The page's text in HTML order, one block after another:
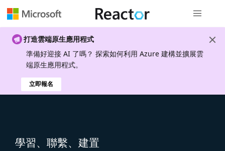
打造雲端原生應用程式
準備好迎接 AI 了嗎？ 探索如何利用 Azure 建構並擴展雲
端原生應用程式。
立即報名
學習、聯繫、建置